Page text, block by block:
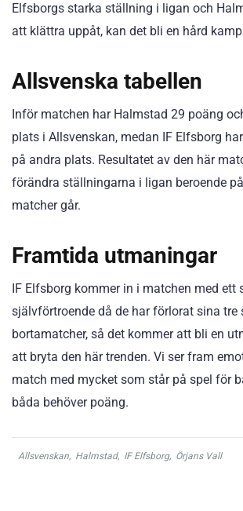
Elfsborgs starka ställning i ligan och
att klättra uppåt, kan det bli en hård
Allsvenska tabellen
Inför matchen har Halmstad 29 poäng
plats i Allsvenskan, medan IF Elfsborg
på andra plats. Resultatet av den här
förändra ställningarna i ligan beroende
matcher går.
Framtida utmaningar
IF Elfsborg kommer in i matchen med ett
självförtroende då de har förlorat sina tre
bortamatcher, så det kommer att bli en
att bryta den här trenden. Vi ser fram
match med mycket som står på spel för
båda behöver poäng.
Allsvenskan, Halmstad, IF Elfsborg, Örjans Vall